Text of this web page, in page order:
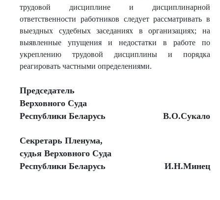
трудовой дисциплине и дисциплинарной
ответственности работников следует рассматривать в
выездных судебных заседаниях в организациях; на
выявленные упущения и недостатки в работе по
укреплению трудовой дисциплины и порядка
реагировать частными определениями.
Председатель
Верховного Суда
Республики Беларусь
В.О.Сукало
Секретарь Пленума,
судья Верховного Суда
Республики Беларусь
И.Н.Минец